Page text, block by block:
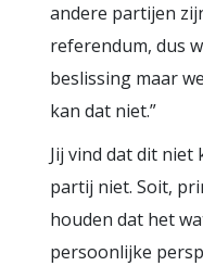
andere partijen
referendum, dus
beslissing maar
kan dat niet.”
Jij vind dat dit niet
partij niet. Soit,
houden dat het
persoonlijke